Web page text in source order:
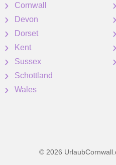
Cornwall
Devon
Dorset
Kent
Sussex
Schottland
Wales
© 2026